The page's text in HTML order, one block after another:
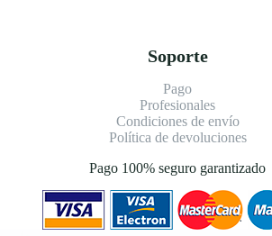
Soporte
Pago
Profesionales
Condiciones de envío
Política de devoluciones
Pago 100% seguro garantizado